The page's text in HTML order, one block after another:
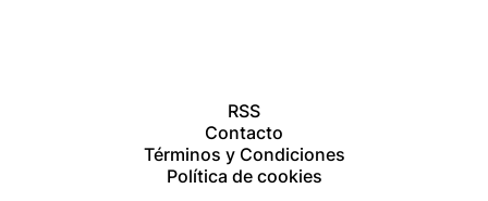
RSS
Contacto
Términos y Condiciones
Política de cookies